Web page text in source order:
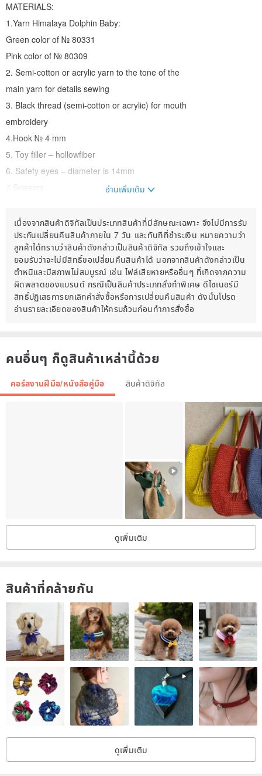
MATERIALS:
1.Yarn Himalaya Dolphin Baby:
Green color of № 80331
Pink color of № 80309
2. Semi-cotton or acrylic yarn to the tone of the
main yarn for details sewing
3. Black thread (semi-cotton or acrylic) for mouth
embroidery
4.Hook № 4 mm
5. Toy filler – hollowfiber
6. Safety eyes – diameter is 14mm
7.Scissors
9. Needle for details sewing and embroidery
Size frog: Height: 24 cm (9.44 inches)
This master class does not contain crochet lessons
and assumes basic knowledge.
products according to this pattern.
This is a digital postcard and no physical item will be shipped to
อ่านเพิ่มเติม
เนื่องจากสินค้าดิจิทัลเป็นประเภทสินค้าที่มีลักษณะเฉพาะ จึงไม่มีการรับ
ประกันเปลี่ยนคืนสินค้าภายใน 7 วัน และทันทีที่ชำระเงิน หมายความว่า
ลูกค้าได้ทราบว่าสินค้าดังกล่าวเป็นสินค้าดิจิทัล รวมถึงเข้าใจและ
ยอมรับว่าจะไม่มีสิทธิ์ขอเปลี่ยนคืนสินค้าได้ นอกจากสินค้าดังกล่าวเป็น
ตำหนิและมีสภาพไม่สมบูรณ์ เช่น ไฟล์เสียหายหรืออื่นๆ ที่เกิดจากความ
ผิดพลาดของแบรนด์ กรณีเป็นสินค้าประเภทสั่งทำพิเศษ ดีไซเนอร์มี
สิทธิ์ปฏิเสธการยกเลิกคำสั่งซื้อหรือการเปลี่ยนคืนสินค้า ดังนั้นโปรด
อ่านรายละเอียดของสินค้าให้ครบถ้วนก่อนทำการสั่งซื้อ
คนอื่นๆ ก็ดูสินค้าเหล่านี้ด้วย
คอร์สงานฝีมือ/หนังสือคู่มือ สินค้าดิจิทัล
ดูเพิ่มเติม
สินค้าที่คล้ายกัน
ดูเพิ่มเติม